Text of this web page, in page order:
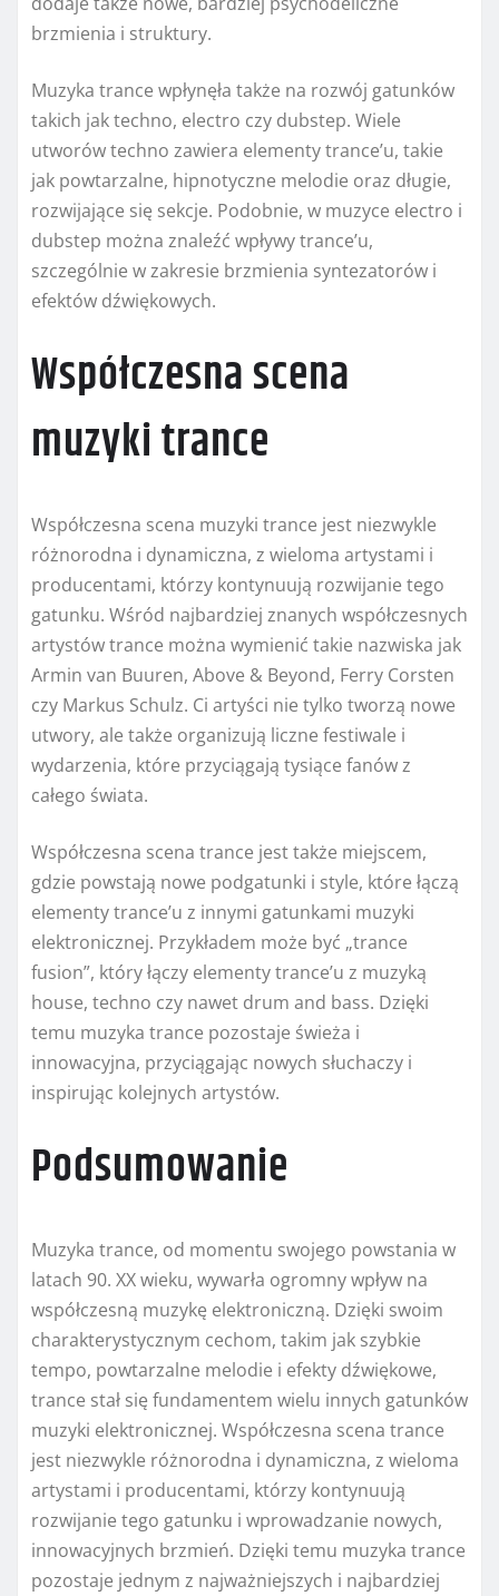
brzmienia i struktury.
Muzyka trance wpłynęła także na rozwój gatunków
takich jak techno, electro czy dubstep. Wiele
utworów techno zawiera elementy trance’u, takie
jak powtarzalne, hipnotyczne melodie oraz długie,
rozwijające się sekcje. Podobnie, w muzyce electro i
dubstep można znaleźć wpływy trance’u,
szczególnie w zakresie brzmienia syntezatorów i
efektów dźwiękowych.
Współczesna scena
muzyki trance
Współczesna scena muzyki trance jest niezwykle
różnorodna i dynamiczna, z wieloma artystami i
producentami, którzy kontynuują rozwijanie tego
gatunku. Wśród najbardziej znanych współczesnych
artystów trance można wymienić takie nazwiska jak
Armin van Buuren, Above & Beyond, Ferry Corsten
czy Markus Schulz. Ci artyści nie tylko tworzą nowe
utwory, ale także organizują liczne festiwale i
wydarzenia, które przyciągają tysiące fanów z
całego świata.
Współczesna scena trance jest także miejscem,
gdzie powstają nowe podgatunki i style, które łączą
elementy trance’u z innymi gatunkami muzyki
elektronicznej. Przykładem może być „trance
fusion”, który łączy elementy trance’u z muzyką
house, techno czy nawet drum and bass. Dzięki
temu muzyka trance pozostaje świeża i
innowacyjna, przyciągając nowych słuchaczy i
inspirując kolejnych artystów.
Podsumowanie
Muzyka trance, od momentu swojego powstania w
latach 90. XX wieku, wywarła ogromny wpływ na
współczesną muzykę elektroniczną. Dzięki swoim
charakterystycznym cechom, takim jak szybkie
tempo, powtarzalne melodie i efekty dźwiękowe,
trance stał się fundamentem wielu innych gatunków
muzyki elektronicznej. Współczesna scena trance
jest niezwykle różnorodna i dynamiczna, z wieloma
artystami i producentami, którzy kontynuują
rozwijanie tego gatunku i wprowadzanie nowych,
innowacyjnych brzmień. Dzięki temu muzyka trance
pozostaje jednym z najważniejszych i najbardziej